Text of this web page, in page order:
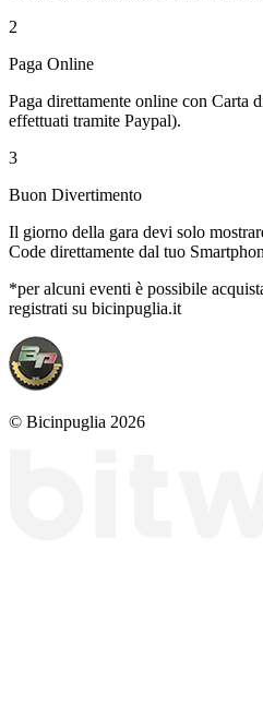
2
Paga Online
Paga direttamente online con Carta
effettuati tramite Paypal).
3
Buon Divertimento
Il giorno della gara devi solo
Code direttamente dal tuo
*per alcuni eventi è possibile
registrati su bicinpuglia.it
© Bicinpuglia 2026